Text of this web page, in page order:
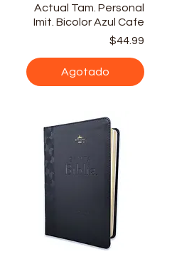
Actual Tam. Personal
Imit. Bicolor Azul Cafe
Precio
$44.99
Agotado